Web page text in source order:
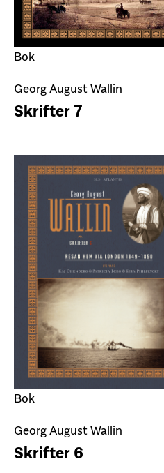
Bok
Georg August Wallin
Skrifter 7
Bok
Georg August Wallin
Skrifter 6